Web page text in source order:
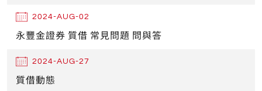
2024-AUG-02
永豐金證券 質借 常見問題 問與答
2024-AUG-27
質借動態